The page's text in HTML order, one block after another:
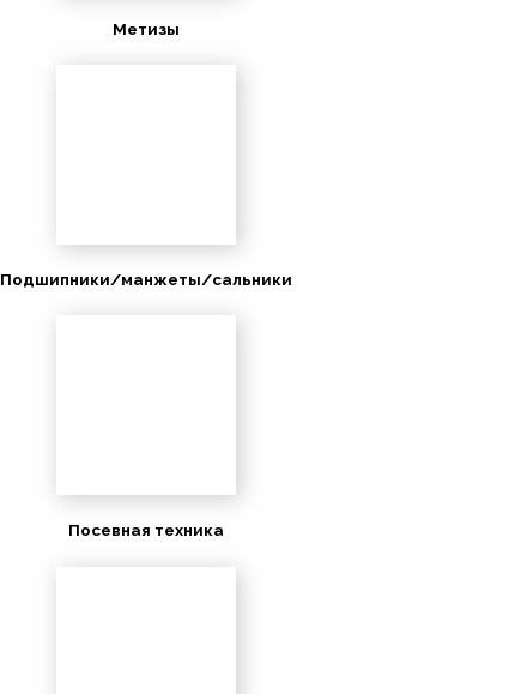
Метизы
Подшипники/манжеты/сальники
Посевная техника